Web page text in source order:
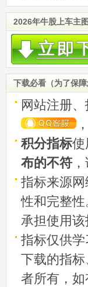
2026年牛股上车主
下载必看（为了保
网站注册
积分指标使
布的不符
指标来源
性和完整
承担使用
指标仅供
下载的指
者所有，